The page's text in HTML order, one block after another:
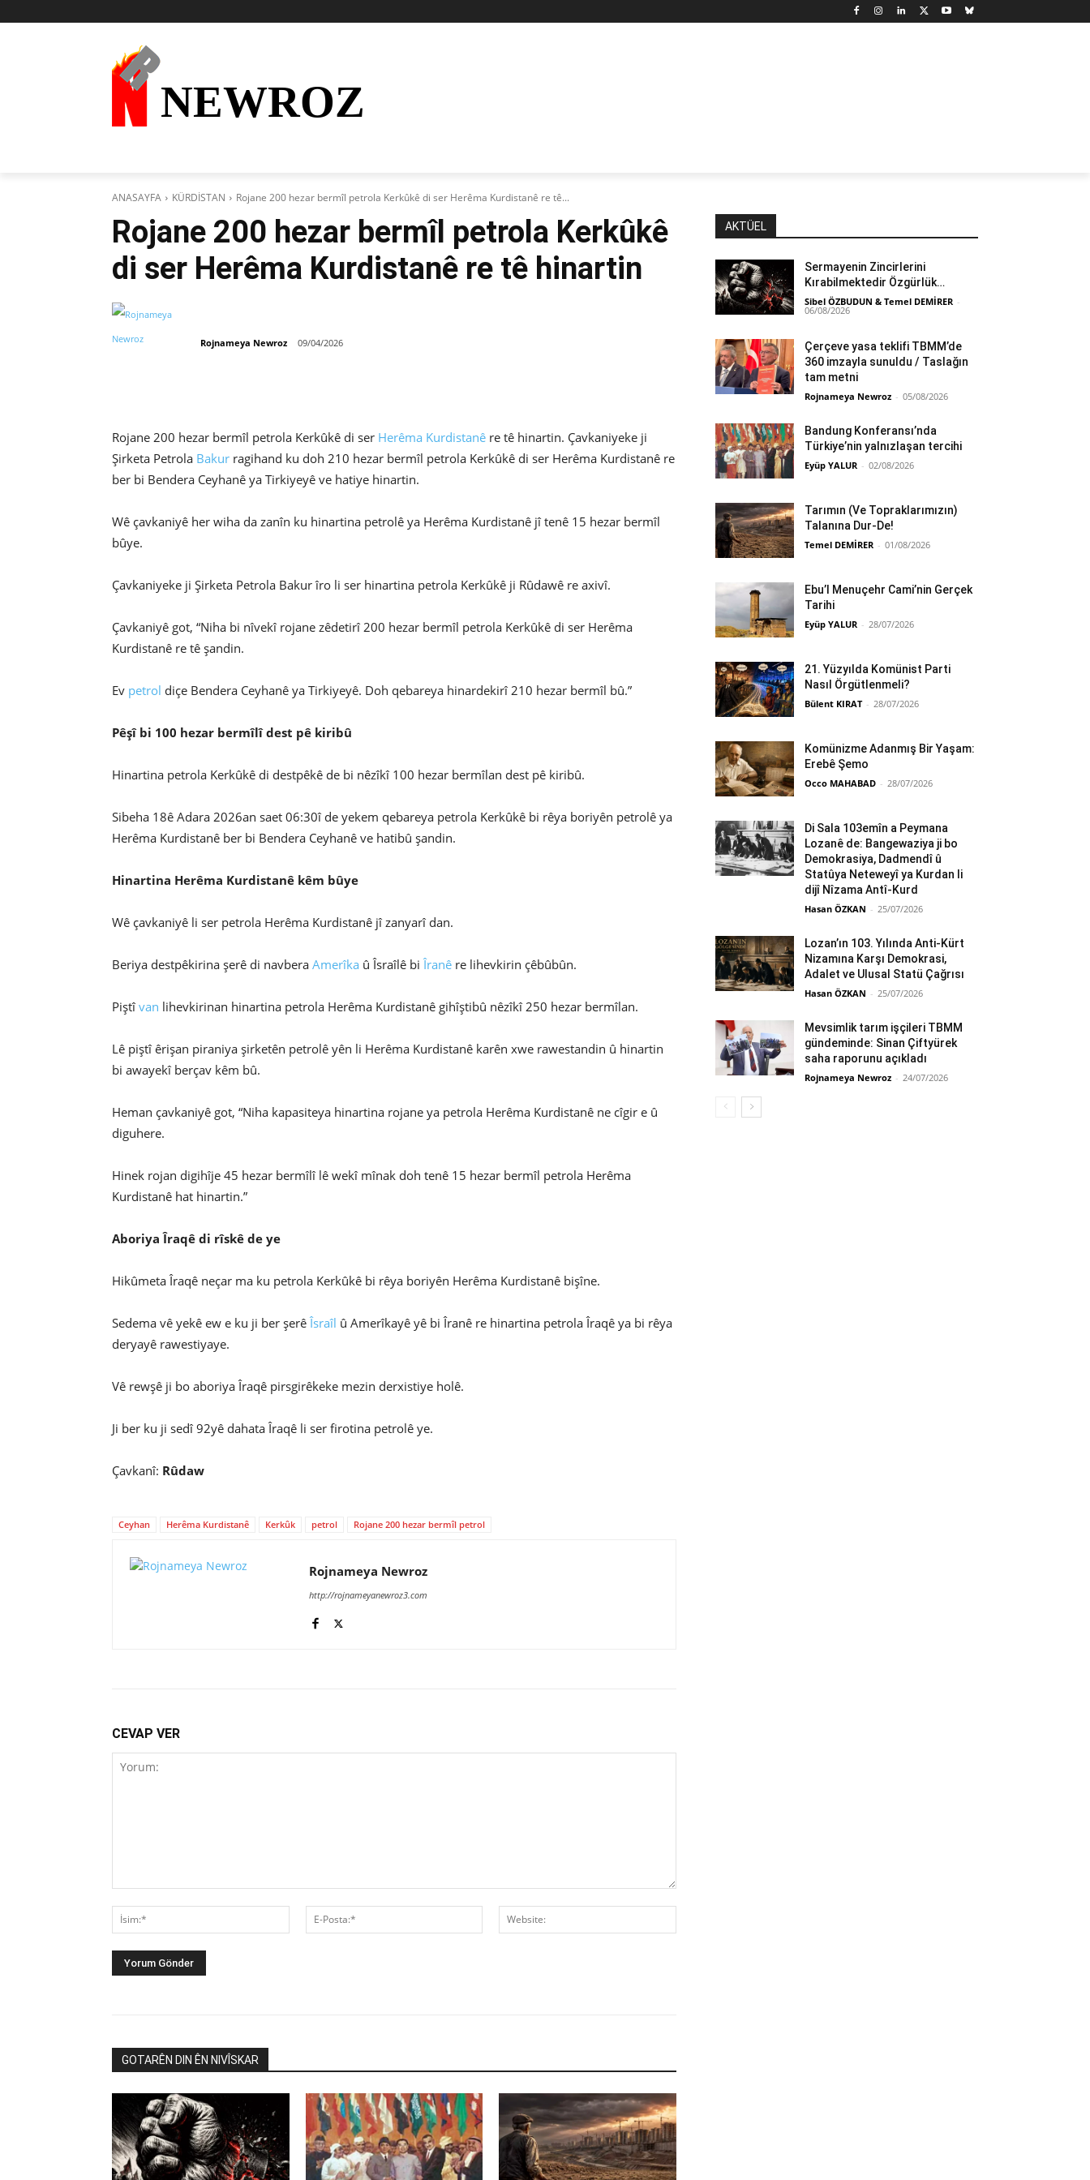
NEWROZ
ANASAYFA KÜRDİSTAN Rojane 200 hezar bermîl petrola Kerkûkê di ser Herêma Kurdistanê re tê...
Rojane 200 hezar bermîl petrola Kerkûkê
di ser Herêma Kurdistanê re tê hinartin
Rojnameya Newroz 09/04/2026
Rojane 200 hezar bermîl petrola Kerkûkê di ser Herêma Kurdistanê re tê hinartin. Çavkaniyeke ji
Şirketa Petrola Bakur ragihand ku doh 210 hezar bermîl petrola Kerkûkê di ser Herêma Kurdistanê re
ber bi Bendera Ceyhanê ya Tirkiyeyê ve hatiye hinartin.
Wê çavkaniyê her wiha da zanîn ku hinartina petrolê ya Herêma Kurdistanê jî tenê 15 hezar bermîl
bûye.
Çavkaniyeke ji Şirketa Petrola Bakur îro li ser hinartina petrola Kerkûkê ji Rûdawê re axivî.
Çavkaniyê got, “Niha bi nîvekî rojane zêdetirî 200 hezar bermîl petrola Kerkûkê di ser Herêma
Kurdistanê re tê şandin.
Ev petrol diçe Bendera Ceyhanê ya Tirkiyeyê. Doh qebareya hinardekirî 210 hezar bermîl bû.”
Pêşî bi 100 hezar bermîlî dest pê kiribû
Hinartina petrola Kerkûkê di destpêkê de bi nêzîkî 100 hezar bermîlan dest pê kiribû.
Sibeha 18ê Adara 2026an saet 06:30î de yekem qebareya petrola Kerkûkê bi rêya boriyên petrolê ya
Herêma Kurdistanê ber bi Bendera Ceyhanê ve hatibû şandin.
Hinartina Herêma Kurdistanê kêm bûye
Wê çavkaniyê li ser petrola Herêma Kurdistanê jî zanyarî dan.
Beriya destpêkirina şerê di navbera Amerîka û Îsraîlê bi Îranê re lihevkirin çêbûbûn.
Piştîvan lihevkirinan hinartina petrola Herêma Kurdistanê gihîştibû nêzîkî 250 hezar bermîlan.
Lê piştî êrişan piraniya şirketên petrolê yên li Herêma Kurdistanê karên xwe rawestandin û hinartin
bi awayekî berçav kêm bû.
Heman çavkaniyê got, “Niha kapasiteya hinartina rojane ya petrola Herêma Kurdistanê ne cîgir e û
diguhere.
Hinek rojan digihîje 45 hezar bermîlî lê wekî mînak doh tenê 15 hezar bermîl petrola Herêma
Kurdistanê hat hinartin.”
Aboriya Îraqê di rîskê de ye
Hikûmeta Îraqê neçar ma ku petrola Kerkûkê bi rêya boriyên Herêma Kurdistanê bişîne.
Sedema vê yekê ew e ku ji ber şerê Îsraîl û Amerîkayê yê bi Îranê re hinartina petrola Îraqê ya bi rêya
deryayê rawestiyaye.
Vê rewşê ji bo aboriya Îraqê pirsgirêkeke mezin derxistiye holê.
Ji ber ku ji sedî 92yê dahata Îraqê li ser firotina petrolê ye.
Çavkanî: Rûdaw
Ceyhan Herêma Kurdistanê Kerkûk petrol Rojane 200 hezar bermîl petrol
Rojnameya Newroz
http://rojnameyanewroz3.com
CEVAP VER
İsim:*
Posta:*
GOTARÊN DIN ÊN NIVÎSKAR
AKTÜEL
Sermayenin Zincirlerini
Kırabilmektedir Özgürlük…
Sibel ÖZBUDUN & Temel DEMİRER -
06/08/2026
Çerçeve yasa teklifi TBMM’de
360 imzayla sunuldu / Taslağın
tam metni
Rojnameya Newroz - 05/08/2026
Bandung Konferansı’nda
Türkiye’nin yalnızlaşan tercihi
Eyüp YALUR - 02/08/2026
Tarımın (Ve Topraklarımızın)
Talanına Dur-De!
Temel DEMİRER - 01/08/2026
Ebu’l Menuçehr Cami’nin Gerçek
Tarihi
Eyüp YALUR - 28/07/2026
21. Yüzyılda Komünist Parti
Nasıl Örgütlenmeli?
Bülent KIRAT - 28/07/2026
Komünizme Adanmış Bir Yaşam:
Erebê Şemo
Occo MAHABAD - 28/07/2026
Di Sala 103emîn a Peymana
Lozanê de: Bangewaziya ji bo
Demokrasiya, Dadmendî û
Statûya Neteweyî ya Kurdan li
dijî Nîzama Antî-Kurd
Hasan ÖZKAN - 25/07/2026
Lozan’ın 103. Yılında Anti-Kürt
Nizamına Karşı Demokrasi,
Adalet ve Ulusal Statü Çağrısı
Hasan ÖZKAN - 25/07/2026
Mevsimlik tarım işçileri TBMM
gündeminde: Sinan Çiftyürek
saha raporunu açıkladı
Rojnameya Newroz - 24/07/2026